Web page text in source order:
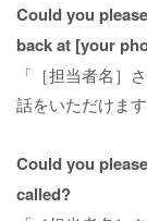
Could you
back at [your
「［担当者名］
話をいただけます
Could you
called?